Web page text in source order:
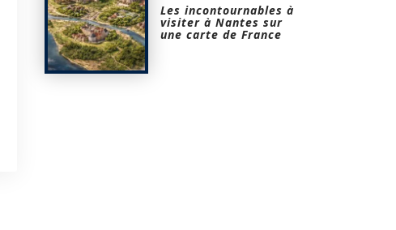
Les incontournables à
visiter à Nantes sur
une carte de France